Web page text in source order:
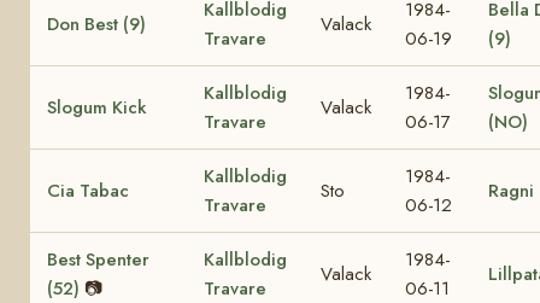
Don Best (9)
Kallblodig
Travare
Valack
1984-
06-19
Bella
(9)
Slogum Kick
Kallblodig
Travare
Valack
1984-
06-17
(NO)
Cia Tabac
Kallblodig
Travare
Sto
1984-
06-12
Ragni
Best Spenter
(52) 📷
Kallblodig
Travare
Valack
1984-
06-11